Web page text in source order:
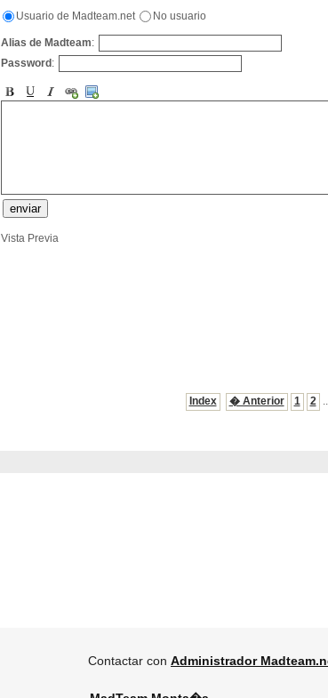
Usuario de Madteam.net No usuario
Alias de Madteam:
Password:
Vista Previa
Index � Anterior 1 2
Contactar con Administrador